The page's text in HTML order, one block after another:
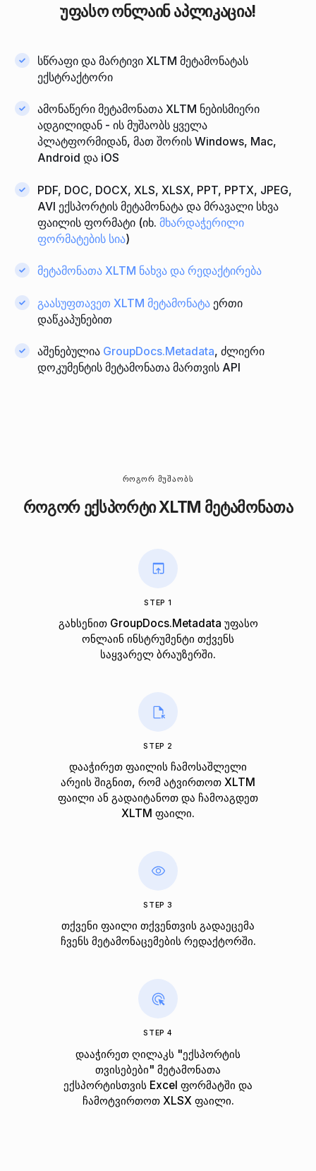
უფასო ონლაინ აპლიკაცია!
სწრაფი და მარტივი XLTM მეტამონატას
ექსტრაქტორი
ამონაწერი მეტამონათა XLTM ნებისმიერი
ადგილიდან - ის მუშაობს ყველა
პლატფორმიდან, მათ შორის Windows, Mac,
Android და iOS
PDF, DOC, DOCX, XLS, XLSX, PPT, PPTX, JPEG,
AVI ექსპორტის მეტამონატა და მრავალი სხვა
ფაილის ფორმატი (იხ.მხარდაჭერილი
ფორმატების სია)
მეტამონათა XLTM ნახვა და რედაქტირება
გაასუფთავეთ XLTM მეტამონატა ერთი
დაწკაპუნებით
აშენებულია GroupDocs.Metadata, ძლიერი
დოკუმენტის მეტამონათა მართვის API
ᲠᲝᲒᲝᲠ ᲛᲣᲨᲐᲝᲑᲡ
როგორ ექსპორტი XLTM მეტამონათა
STEP 1
გახსენით GroupDocs.Metadata უფასო
ონლაინ ინსტრუმენტი თქვენს
საყვარელ ბრაუზერში.
STEP 2
დააჭირეთ ფაილის ჩამოსაშლელი
არეის შიგნით, რომ ატვირთოთ XLTM
ფაილი ან გადაიტანოთ და ჩამოაგდეთ
XLTM ფაილი.
STEP 3
თქვენი ფაილი თქვენთვის გადაეცემა
ჩვენს მეტამონაცემების რედაქტორში.
STEP 4
დააჭირეთ ღილაკს "ექსპორტის
თვისებები" მეტამონათა
ექსპორტისთვის Excel ფორმატში და
ჩამოტვირთოთ XLSX ფაილი.